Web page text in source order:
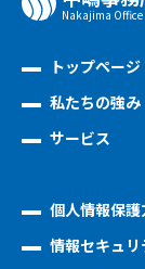
Nakajima Oﬃce
トップページ
私たちの強み
サービス
個人情報保護
情報セキュ